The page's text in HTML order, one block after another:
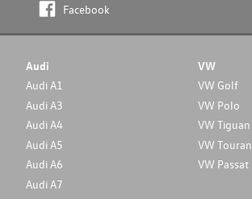
Facebook
Audi
Audi A1
Audi A3
Audi A4
Audi A5
Audi A6
Audi A7
VW
VW Golf
VW Polo
VW Tiguan
VW Touran
VW Passat